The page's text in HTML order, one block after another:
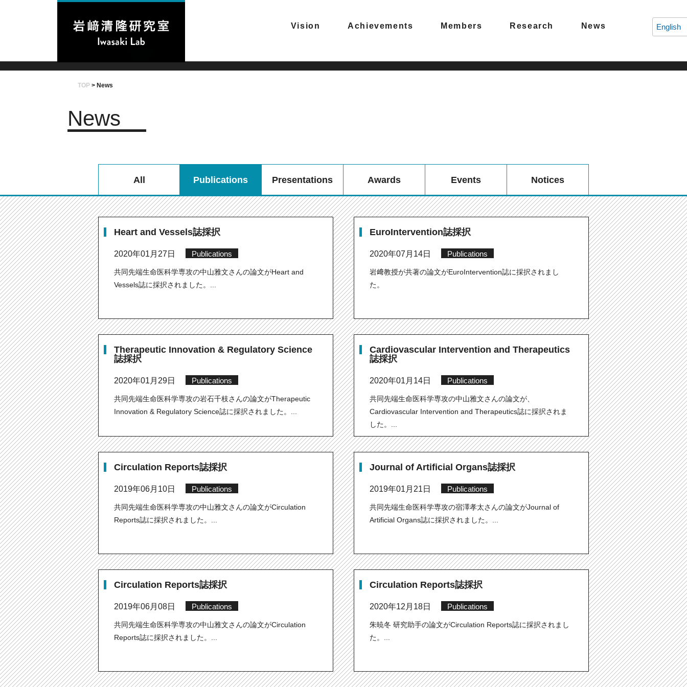
Vision Achievements Members Research News English
TOP > News
News
All Publications Presentations Awards Events Notices
Heart and Vessels誌採択
2020年01月27日 Publications
共同先端生命医科学専攻の中山雅文さんの論文がHeart and
Vessels誌に採択されました。...
EuroIntervention誌採択
2020年07月14日 Publications
岩﨑教授が共著の論文がEuroIntervention誌に採択されまし
た。
Therapeutic Innovation & Regulatory Science
誌採択
2020年01月29日 Publications
共同先端生命医科学専攻の岩石千枝さんの論文がTherapeutic
Innovation & Regulatory Science誌に採択されました。...
Cardiovascular Intervention and Therapeutics
誌採択
2020年01月14日 Publications
共同先端生命医科学専攻の中山雅文さんの論文が、
Cardiovascular Intervention and Therapeutics誌に採択されま
した。...
Circulation Reports誌採択
2019年06月10日 Publications
共同先端生命医科学専攻の中山雅文さんの論文がCirculation
Reports誌に採択されました。...
Journal of Artificial Organs誌採択
2019年01月21日 Publications
共同先端生命医科学専攻の宿澤孝太さんの論文がJournal of
Artificial Organs誌に採択されました。...
Circulation Reports誌採択
2019年06月08日 Publications
共同先端生命医科学専攻の中山雅文さんの論文がCirculation
Reports誌に採択されました。...
Circulation Reports誌採択
2020年12月18日 Publications
朱暁冬 研究助手の論文がCirculation Reports誌に採択されまし
た。...